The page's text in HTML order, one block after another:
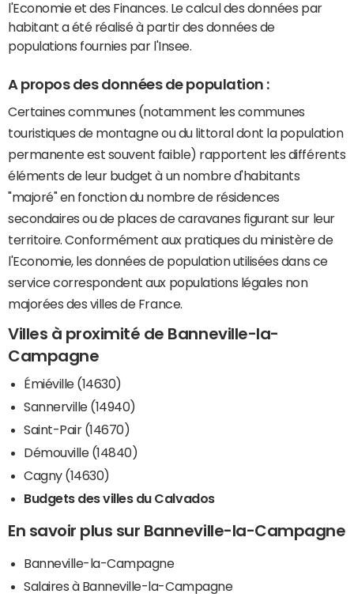
l'Economie et des Finances. Le calcul des données par
habitant a été réalisé à partir des données de
populations fournies par l'Insee.
A propos des données de population :
Certaines communes (notamment les communes
touristiques de montagne ou du littoral dont la population
permanente est souvent faible) rapportent les différents
éléments de leur budget à un nombre d'habitants
"majoré" en fonction du nombre de résidences
secondaires ou de places de caravanes figurant sur leur
territoire. Conformément aux pratiques du ministère de
l'Economie, les données de population utilisées dans ce
service correspondent aux populations légales non
majorées des villes de France.
Villes à proximité de Banneville-la-
Campagne
Émiéville (14630)
Sannerville (14940)
Saint-Pair (14670)
Démouville (14840)
Cagny (14630)
Budgets des villes du Calvados
En savoir plus sur Banneville-la-Campagne
Banneville-la-Campagne
Salaires à Banneville-la-Campagne